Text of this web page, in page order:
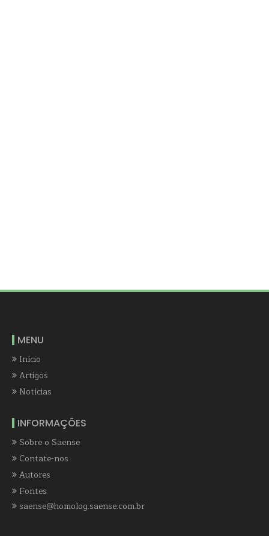
MENU
Início
Artigos
Notícias
INFORMAÇÕES
Sobre o Saense
Contate-nos
Autores
Fontes
saense@homolog.saense.com.br